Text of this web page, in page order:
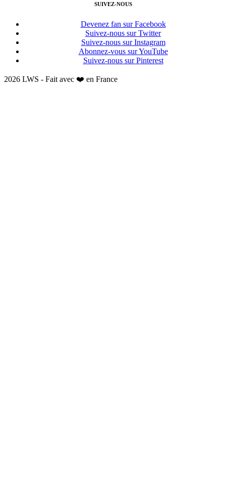
SUIVEZ-NOUS
Devenez fan sur Facebook
Suivez-nous sur Twitter
Suivez-nous sur Instagram
Abonnez-vous sur YouTube
Suivez-nous sur Pinterest
2026 LWS - Fait avec ❤️ en France